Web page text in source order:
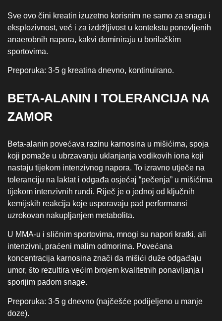
Sve ovo čini kreatin izuzetno korisnim ne samo za snagu i
eksplozivnost, već i za izdržljivost u kontekstu ponovljenih
anaerobnih napora, kakvi dominiraju u borilačkim
sportovima.
Preporuka: 3-5 g kreatina dnevno, kontinuirano.
BETA-ALANIN I TOLERANCIJA NA
ZAMOR
Beta‑alanin povećava razinu karnosina u mišićima, spoja
koji pomaže u ubrzavanju uklanjanja vodikovih iona koji
nastaju tijekom intenzivnog napora. To izravno utječe na
toleranciju na laktat i odgađa osjećaj “pečenja” u mišićima
tijekom intenzivnih rundi. Riječ je o jednoj od ključnih
kemijskih reakcija koje usporavaju pad performansi
uzrokovan nakupljanjem metabolita.
U MMA‑u i sličnim sportovima, mnogi su napori kratki, ali
intenzivni, praćeni malim odmorima. Povećana
koncentracija karnosina znači da mišići duže odgađaju
umor, što rezultira većim brojem kvalitetnih ponavljanja i
sporijim padom snage.
Preporuka: 3-5 g dnevno (najčešće podijeljeno u manje
doze).